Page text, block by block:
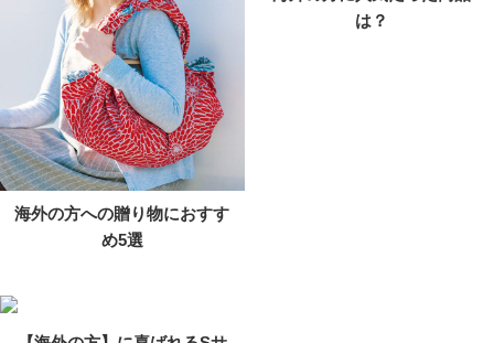
海外の方への贈り物におすす
め5選
は？